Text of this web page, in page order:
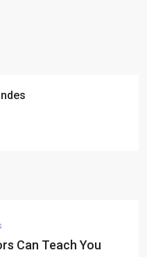
Can Teach You